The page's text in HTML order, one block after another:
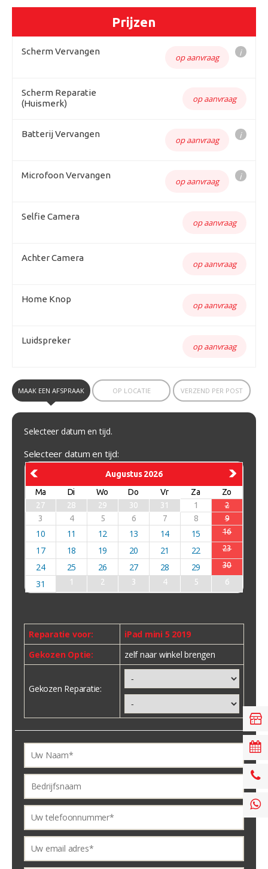
Prijzen
Scherm Vervangen i
op aanvraag
Scherm Reparatie
(Huismerk)
op aanvraag
Batterij Vervangen i
op aanvraag
Microfoon Vervangen i
op aanvraag
Selfie Camera
op aanvraag
Achter Camera
op aanvraag
Home Knop
op aanvraag
Luidspreker
op aanvraag
MAAK EEN AFSPRAAK OP LOCATIE VERZEND PER POST
Selecteer datum en tijd.
Selecteer datum en tijd:
Augustus 2026
Ma
Di Wo Do Vr Za
Zo
27
28 29 30 31 1
2
3
4 5 6 7 8 9
10 11 12 13 14 15 16
17 18 19 20 21 22 23
24 25 26 27 28 29 30
31 1 2 3 4 5 6
Reparatie voor:
iPad mini 5 2019
Gekozen Optie:
zelf naar winkel brengen
Gekozen Reparatie: